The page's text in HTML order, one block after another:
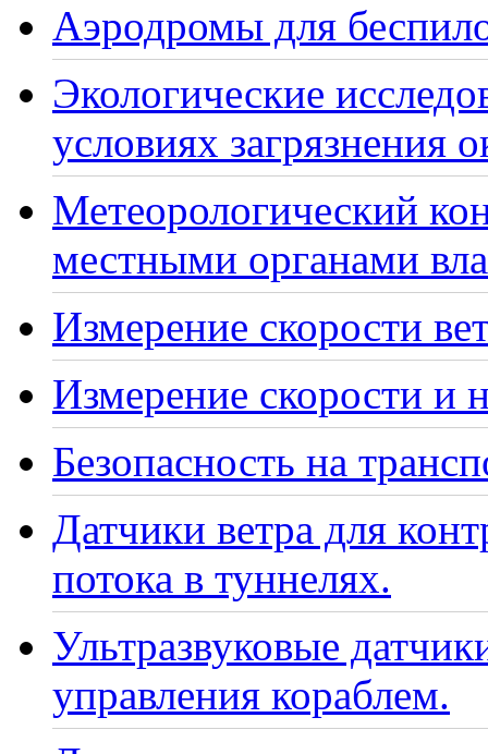
Аэродромы для
Экологические
условиях загрязнения
Метеорологический
местными органами
Измерение скорости
Измерение скорости и
Безопасность на
Датчики ветра для
потока в туннелях.
Ультразвуковые
управления кораблем.